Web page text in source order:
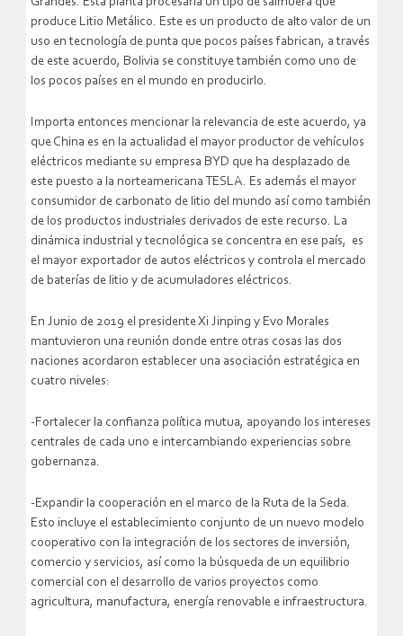
produce Litio Metálico. Este es un producto de alto valor de un
uso en tecnología de punta que pocos países fabrican, a través
de este acuerdo, Bolivia se constituye también como uno de
los pocos países en el mundo en producirlo.
Importa entonces mencionar la relevancia de este acuerdo, ya
que China es en la actualidad el mayor productor de vehículos
eléctricos mediante su empresa BYD que ha desplazado de
este puesto a la norteamericana TESLA. Es además el mayor
consumidor de carbonato de litio del mundo así como también
de los productos industriales derivados de este recurso. La
dinámica industrial y tecnológica se concentra en ese país, es
el mayor exportador de autos eléctricos y controla el mercado
de baterías de litio y de acumuladores eléctricos.
En Junio de 2019 el presidente Xi Jinping y Evo Morales
mantuvieron una reunión donde entre otras cosas las dos
naciones acordaron establecer una asociación estratégica en
cuatro niveles:
-Fortalecer la confianza política mutua, apoyando los intereses
centrales de cada uno e intercambiando experiencias sobre
gobernanza.
-Expandir la cooperación en el marco de la Ruta de la Seda.
Esto incluye el establecimiento conjunto de un nuevo modelo
cooperativo con la integración de los sectores de inversión,
comercio y servicios, así como la búsqueda de un equilibrio
comercial con el desarrollo de varios proyectos como
agricultura, manufactura, energía renovable e infraestructura.